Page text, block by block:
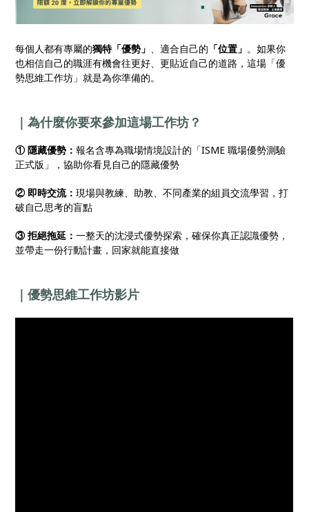
每個人都有專屬的獨特「優勢」 、適合自己的 「位置」 。如果你
也相信自己的職涯有機會往更好、更貼近自己的道路，這場「優
勢思維工作坊」就是為你準備的。
｜為什麼你要來參加這場工作坊？
① 隱藏優勢：報名含專為職場情境設計的「ISME 職場優勢測驗
正式版」，協助你看見自己的隱藏優勢
② 即時交流：現場與教練、助教、不同產業的組員交流學習，打
破自己思考的盲點
③ 拒絕拖延：一整天的沈浸式優勢探索，確保你真正認識優勢，
並帶走一份行動計畫，回家就能直接做
｜優勢思維工作坊影片